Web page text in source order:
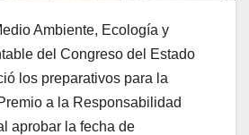
Ambiente, Ecología y
del Congreso del Estado
los preparativos para la
a la Responsabilidad
aprobar la fecha de